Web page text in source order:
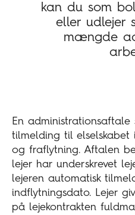
kan du som
eller udlejer
mængde
En
tilmelding til
og fraflytning. Aftalen
lejer har underskrevet
lejeren automatisk
indflytningsdato. Lejer
på lejekontrakten